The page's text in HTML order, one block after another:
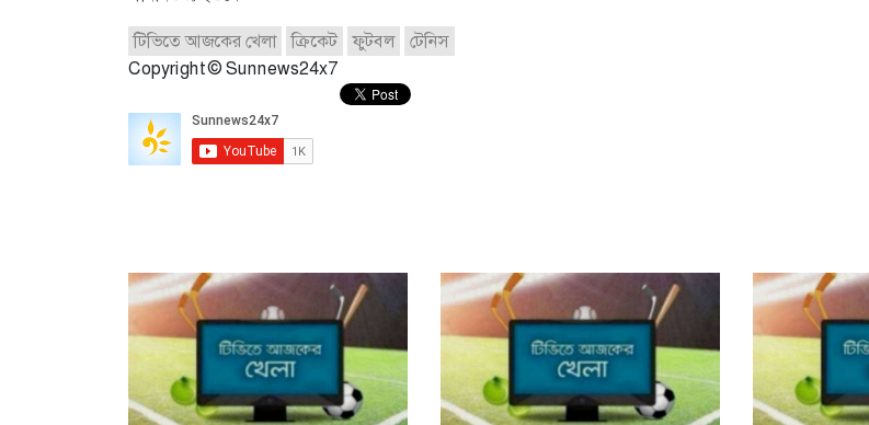
টিভিতে আজকের খেলা ক্রিকেট ফুটবল
টেনিস
Copyright © Sunnews24x7